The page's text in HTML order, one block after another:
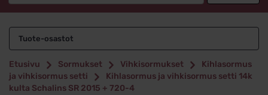
Tuote-osastot
Etusivu Sormukset Vihkisormukset
Kihlasormus
ja vihkisormus setti
Kihlasormus ja vihkisormus setti 14k
kulta Schalins SR 2015 + 720-4